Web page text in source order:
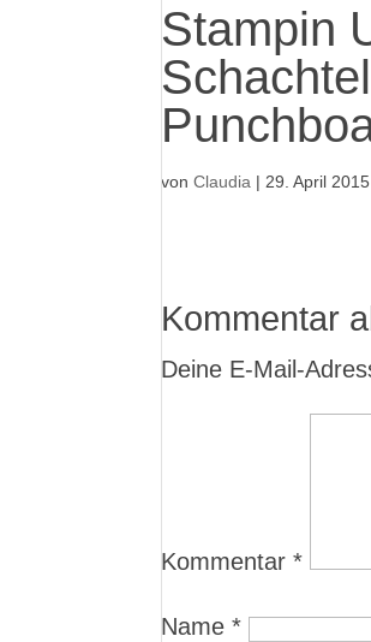
Stampin
vonClaudia | 29. April 2015
Kommentar
Deine E-Mail-
Kommentar*
Name*